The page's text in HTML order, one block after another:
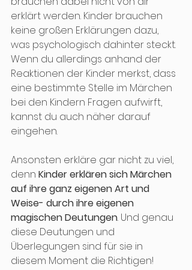
erklärt werden. Kinder brauchen
keine großen Erklärungen dazu,
was psychologisch dahinter steckt.
Wenn du allerdings anhand der
Reaktionen der Kinder merkst, dass
eine bestimmte Stelle im Märchen
bei den Kindern Fragen aufwirft,
kannst du auch näher darauf
eingehen.
Ansonsten erkläre gar nicht zu viel,
denn Kinder erklären sich Märchen
auf ihre ganz eigenen Art und
Weise- durch ihre eigenen
magischen Deutungen. Und genau
diese Deutungen und
Überlegungen sind für sie in
diesem Moment die Richtigen!